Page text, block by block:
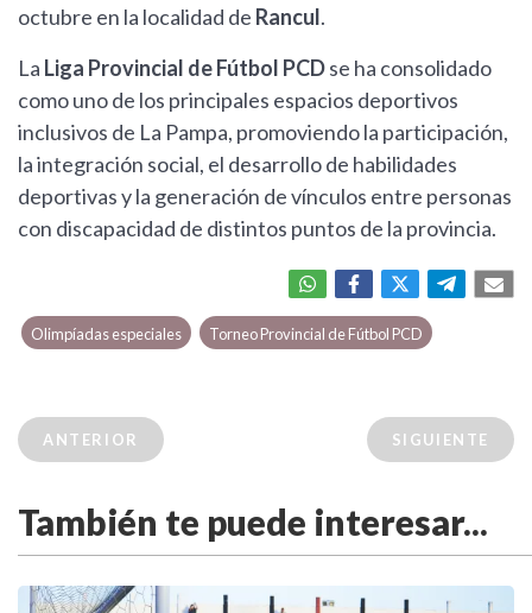
octubre en la localidad de Rancul.
La Liga Provincial de Fútbol PCDse ha consolidado
como uno de los principales espacios deportivos
inclusivos de La Pampa, promoviendo la participación,
la integración social, el desarrollo de habilidades
deportivas y la generación de vínculos entre personas
con discapacidad de distintos puntos de la provincia.
Olimpíadas especiales Torneo Provincial de Fútbol PCD
ANTERIOR SIGUIENTE
También te puede interesar...